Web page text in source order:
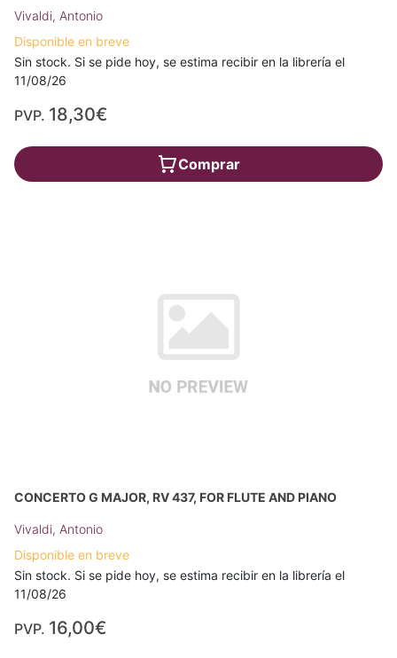
Vivaldi, Antonio
Disponible en breve
Sin stock. Si se pide hoy, se estima recibir en la librería el
11/08/26
PVP. 18,30€
Comprar
CONCERTO G MAJOR, RV 437, FOR FLUTE AND PIANO
Vivaldi, Antonio
Disponible en breve
Sin stock. Si se pide hoy, se estima recibir en la librería el
11/08/26
PVP. 16,00€